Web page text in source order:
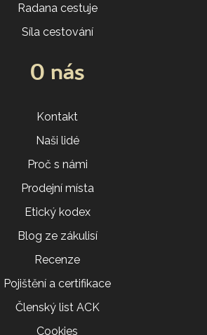
Radana cestuje
Síla cestování
O nás
Kontakt
Naši lidé
Proč s námi
Prodejní místa
Etický kodex
Blog ze zákulisí
Recenze
Pojištění a certifikace
Členský list ACK
Cookies